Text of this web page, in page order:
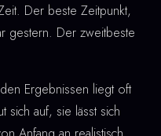
Der beste Zeitpunkt,
gestern. Der zweitbeste
Ergebnissen liegt oft
sich auf, sie lässt sich